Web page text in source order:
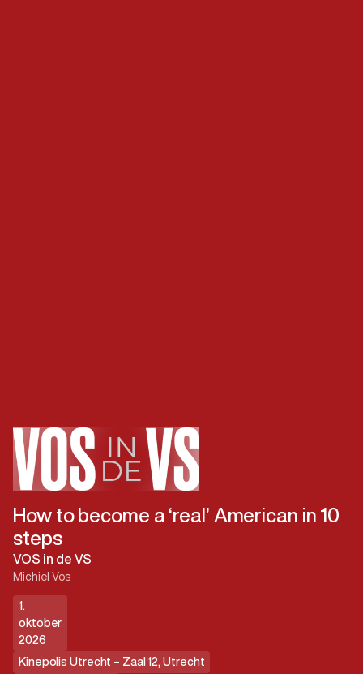
VOS in de VS
Michiel Vos
How to become a ‘real’ American in 10
steps
1.
oktober
2026
Kinepolis Utrecht – Zaal 12 ,Utrecht